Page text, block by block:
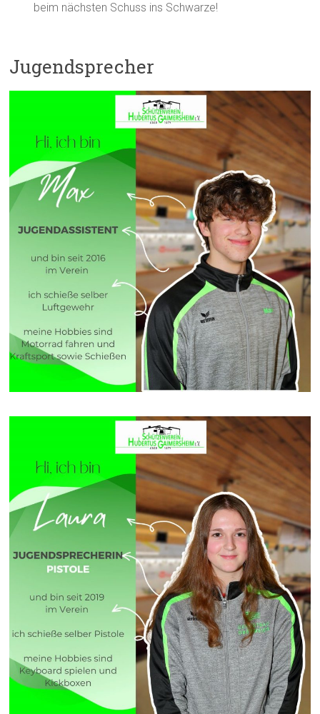
beim nächsten Schuss ins Schwarze!
Jugendsprecher